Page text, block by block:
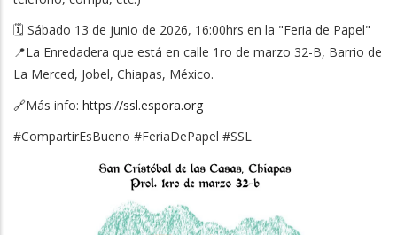
🗓️ Sábado 13 de junio de 2026, 16:00hrs en la "Feria de Papel"
📍La Enredadera que está en calle 1ro de marzo 32-B, Barrio de
La Merced, Jobel, Chiapas, México.
🔗Más info: https://ssl.espora.org
#CompartirEsBueno #FeriaDePapel #SSL